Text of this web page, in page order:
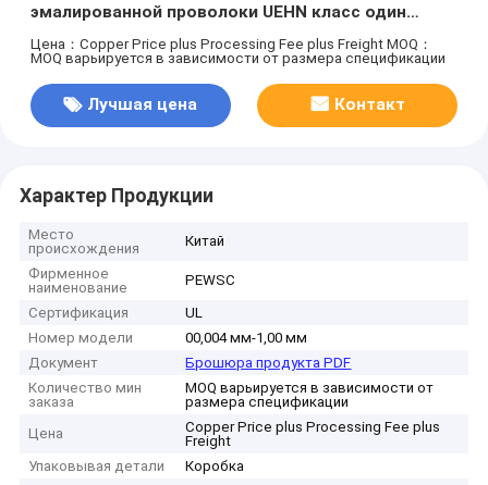
эмалированной проволоки UEHN класс один
Тепловой класс 180
Цена：Copper Price plus Processing Fee plus Freight MOQ：
MOQ варьируется в зависимости от размера спецификации
Лучшая цена Контакт
Характер Продукции
Место
происхождения
Китай
Фирменное
наименование
PEWSC
Сертификация
UL
Номер модели
00,004 мм-1,00 мм
Документ
Брошюра продукта PDF
Количество мин
заказа
MOQ варьируется в зависимости от
размера спецификации
Цена
Copper Price plus Processing Fee plus
Freight
Упаковывая детали
Коробка